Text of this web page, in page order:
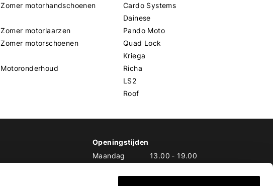
Zomer motorhandschoenen
Zomer motorlaarzen
Zomer motorschoenen
Motoronderhoud
Cardo Systems
Dainese
Pando Moto
Quad Lock
Kriega
Richa
LS2
Roof
Openingstijden
Maandag
13.00 - 19.00
Woensdag
10.00-19.00